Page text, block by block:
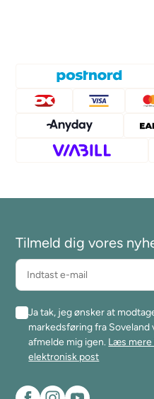
Tilmeld dig vores
Ja tak, jeg ønsker at
markedsføring fra Soveland
afmelde mig igen. Læs
elektronisk post